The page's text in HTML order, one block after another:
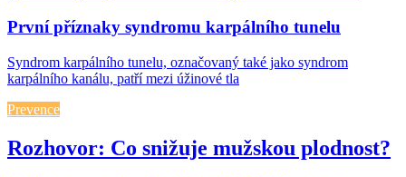
První příznaky syndromu karpálního tunelu
Syndrom karpálního tunelu, označovaný také jako syndrom
karpálního kanálu, patří mezi úžinové tla
Prevence
Rozhovor: Co snižuje mužskou plodnost?